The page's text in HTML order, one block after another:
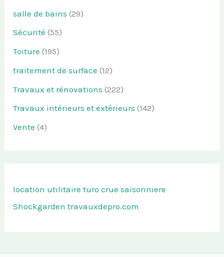
salle de bains (29)
Sécurité (55)
Toiture (195)
traitement de surface (12)
Travaux et rénovations (222)
Travaux intérieurs et extérieurs (142)
Vente (4)
location utilitaire turo crue saisonniere
Shockgarden travauxdepro.com